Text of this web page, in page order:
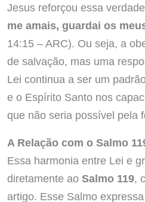
Jesus reforçou essa
me amais, guardai os
14:15 – ARC). Ou seja, a
de salvação, mas uma
Lei continua a ser um
e o Espírito Santo nos
que não seria possível pela
A Relação com o Salmo
Essa harmonia entre Lei e
diretamente ao Salmo 119,
artigo. Esse Salmo